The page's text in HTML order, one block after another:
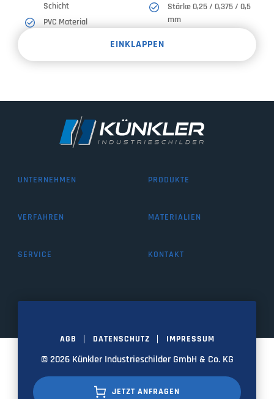
Schicht
PVC Material
Klarlack auf Front möglich
Stärke 0,25 / 0,375 / 0,5
mm
EINKLAPPEN
UNTERNEHMEN PRODUKTE
VERFAHREN MATERIALIEN
SERVICE KONTAKT
AGB DATENSCHUTZ IMPRESSUM
© 2026 Künkler Industrieschilder GmbH & Co. KG
JETZT ANFRAGEN